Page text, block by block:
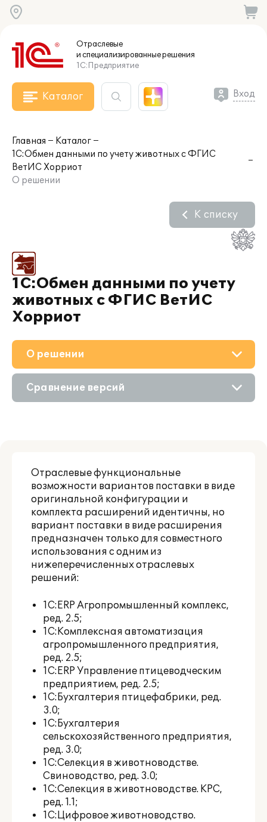
Отраслевые
и специализированныерешения
1С:Предприятие
Каталог Вход
Главная
Каталог
1С:Обмен данными по учету животных с ФГИС
ВетИС Хорриот
О решении
1С:Обмен данными по учету
животных с ФГИС ВетИС
Хорриот
К списку
О решении
Приобретение
Партнерам
Сравнение версий
Отраслевые функциональные
возможности вариантов поставки в виде
оригинальной конфигурации и
комплекта расширений идентичны, но
вариант поставки в виде расширения
предназначен только для совместного
использования с одним из
нижеперечисленных отраслевых
решений:
1С:ERP Агропромышленный комплекс,
ред. 2.5;
1С:Комплексная автоматизация
агропромышленного предприятия,
ред. 2.5;
1С:ERP Управление птицеводческим
предприятием, ред. 2.5;
1С:Бухгалтерия птицефабрики, ред.
3.0;
1С:Бухгалтерия
сельскохозяйственного предприятия,
ред. 3.0;
1С:Селекция в животноводстве.
Свиноводство, ред. 3.0;
1С:Селекция в животноводстве. КРС,
ред. 1.1;
1С:Цифровое животноводство.